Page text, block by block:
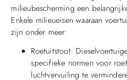
milieubescherming een
Enkele milieueisen waaraan
zijn onder meer:
Roetuitstoot:
specifieke normen voor
luchtvervuiling te